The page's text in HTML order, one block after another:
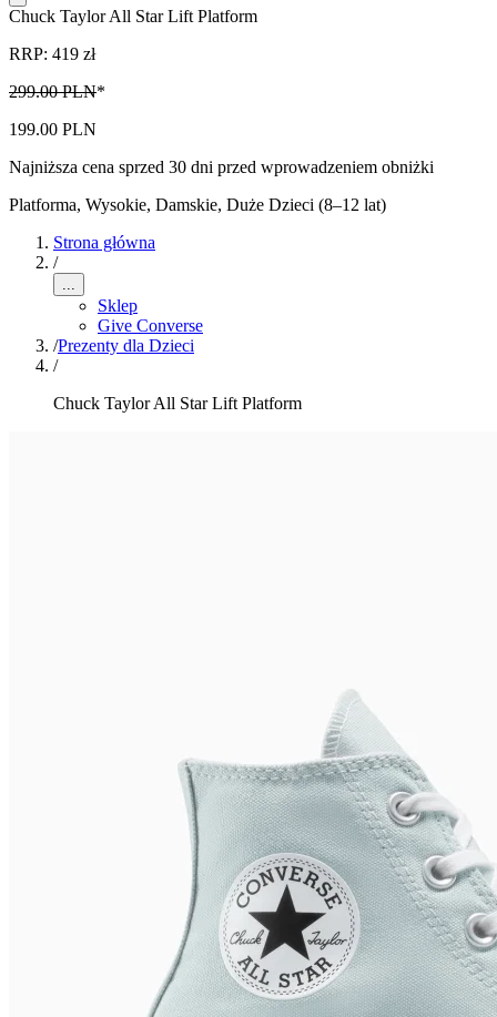
Chuck Taylor All Star Lift Platform
RRP: 419 zł
299.00 PLN*
199.00 PLN
Najniższa cena sprzed 30 dni przed wprowadzeniem obniżki
Platforma, Wysokie, Damskie, Duże Dzieci (8–12 lat)
Strona główna
/
...
Sklep
Give Converse
/Prezenty dla Dzieci
/
Chuck Taylor All Star Lift Platform